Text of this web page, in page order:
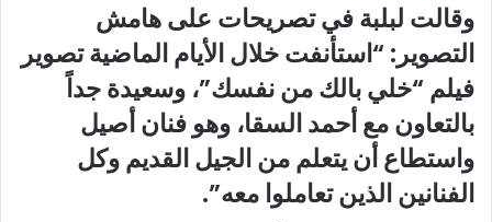
وقالت لبلبة في تصريحات على هامش
التصوير: “استأنفت خلال الأيام الماضية تصوير
فيلم “خلي بالك من نفسك”، وسعيدة جداً
بالتعاون مع أحمد السقا، وهو فنان أصيل
واستطاع أن يتعلم من الجيل القديم وكل
الفنانين الذين تعاملوا معه”.